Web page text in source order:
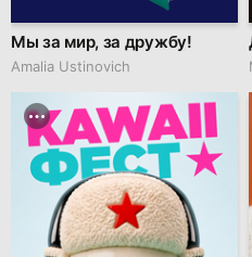
Мы за мир, за дружбу!
Amalia Ustinovich